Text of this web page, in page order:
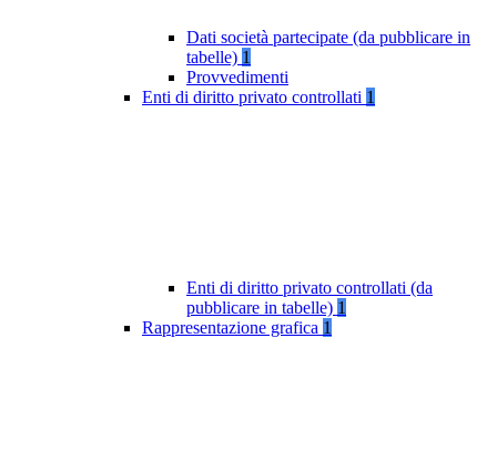
Dati società partecipate (da pubblicare in
tabelle) 1
Provvedimenti
Enti di diritto privato controllati 1
Enti di diritto privato controllati (da
pubblicare in tabelle) 1
Rappresentazione grafica 1